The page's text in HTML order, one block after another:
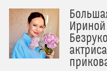
Ириной
актриса